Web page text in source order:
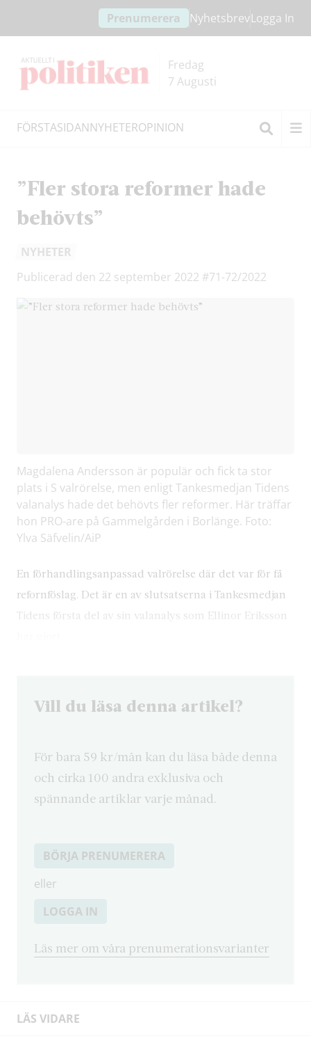
innehållet
headern
Prenumerera NyhetsbrevLogga In
Fredag
7 Augusti
FÖRSTASIDANNYHETEROPINION
”Fler stora reformer hade
behövts”
NYHETER
Publicerad den 22 september 2022 #71-72/2022
Magdalena Andersson är populär och fick ta stor
plats i S valrörelse, men enligt Tankesmedjan Tidens
valanalys hade det behövts fler reformer. Här träffar
hon PRO-are på Gammelgården i Borlänge. Foto:
Ylva Säfvelin/AiP
En förhandlingsanpassad valrörelse där det var för få
refornföslag. Det är en av slutsatserna i Tankesmedjan
Tidens första del av sin valanalys som Ellinor Eriksson
Vill du läsa denna artikel?
För bara 59 kr/mån kan du läsa både denna
och cirka 100 andra exklusiva och
spännande artiklar varje månad.
BÖRJA PRENUMERERA
eller
LOGGA IN
Läs mer om våra prenumerationsvarianter
LÄS VIDARE